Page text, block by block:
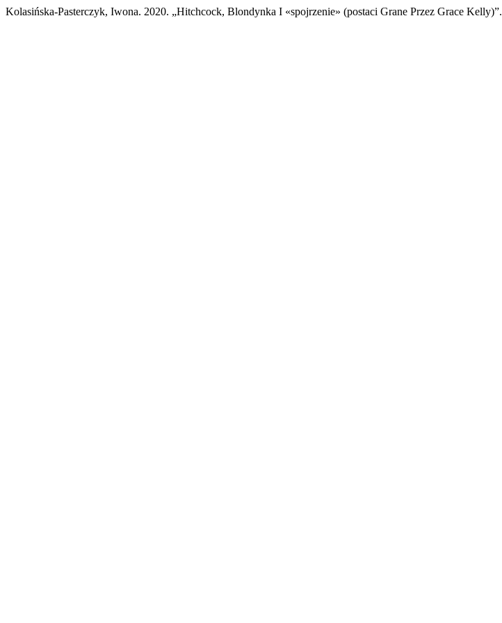
Kolasińska-Pasterczyk, Iwona. 2020. „Hitchcock, Blondynka I «spojrzenie» (postaci Grane Przez Grace Kelly)”.